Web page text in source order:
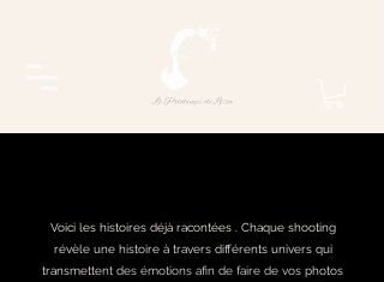
Voici les histoires déjà racontées . Chaque shooting
révèle une histoire à travers différents univers qui
transmettent des émotions afin de faire de vos photos